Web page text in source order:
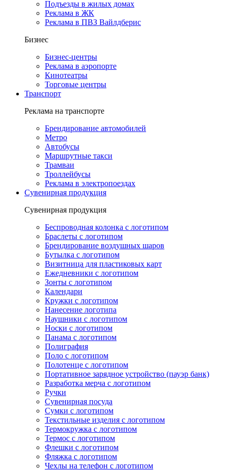
Подъезды в жилых домах
Реклама в ЖК
Реклама в ПВЗ Вайлдберис
Бизнес
Бизнес-центры
Реклама в аэропорте
Кинотеатры
Торговые центры
Транспорт
Реклама на транспорте
Брендирование автомобилей
Метро
Автобусы
Маршрутные такси
Трамваи
Троллейбусы
Реклама в электропоездах
Сувенирная продукция
Сувенирная продукция
Беспроводная колонка с логотипом
Браслеты с логотипом
Брендирование воздушных шаров
Бутылка с логотипом
Визитница для пластиковых карт
Ежедневники с логотипом
Зонты с логотипом
Календари
Кружки с логотипом
Нанесение логотипа
Наушники с логотипом
Носки с логотипом
Панама с логотипом
Полиграфия
Поло с логотипом
Полотенце с логотипом
Портативное зарядное устройство (пауэр банк)
Разработка мерча с логотипом
Ручки
Сувенирная посуда
Сумки с логотипом
Текстильные изделия с логотипом
Термокружка с логотипом
Термос с логотипом
Флешки с логотипом
Фляжка с логотипом
Чехлы на телефон с логотипом